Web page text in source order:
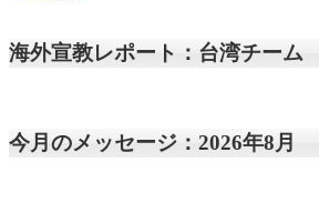
海外宣教レポート：台湾チーム
今月のメッセージ：2026年8月